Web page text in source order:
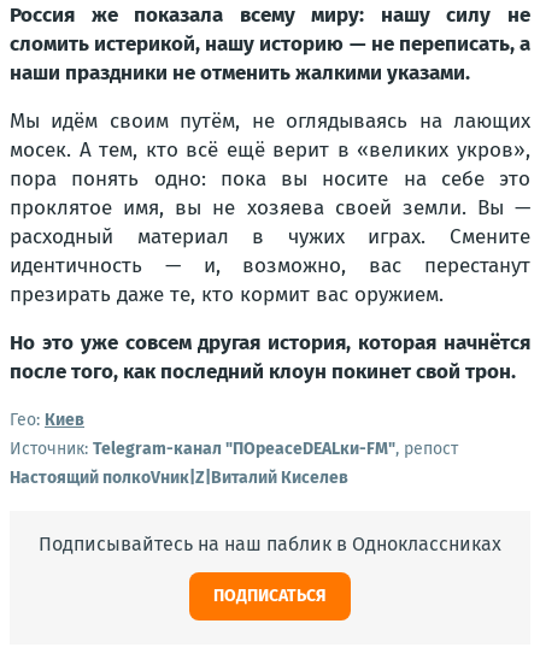
Россия же показала всему миру: нашу силу не
сломить истерикой, нашу историю — не переписать, а
наши праздники не отменить жалкими указами.
Мы идём своим путём, не оглядываясь на лающих
мосек. А тем, кто всё ещё верит в «великих укров»,
пора понять одно: пока вы носите на себе это
проклятое имя, вы не хозяева своей земли. Вы —
расходный материал в чужих играх. Смените
идентичность — и, возможно, вас перестанут
презирать даже те, кто кормит вас оружием.
Но это уже совсем другая история, которая начнётся
после того, как последний клоун покинет свой трон.
Гео: Киев
Источник: Telegram-канал "ПОpeaceDEALки-FM", репост
Настоящий полкоVник|Z|Виталий Киселев
Подписывайтесь на наш паблик в Одноклассниках
ПОДПИСАТЬСЯ